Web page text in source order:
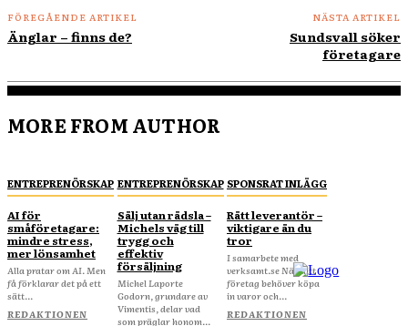
FÖREGÅENDE ARTIKEL
Änglar – finns de?
NÄSTA ARTIKEL
Sundsvall söker
företagare
MORE FROM AUTHOR
ENTREPRENÖRSKAP
AI för
småföretagare:
mindre stress,
mer lönsamhet
Alla pratar om AI. Men
få förklarar det på ett
sätt...
REDAKTIONEN
ENTREPRENÖRSKAP
Sälj utan rädsla –
Michels väg till
trygg och
effektiv
försäljning
Michel Laporte
Godorn, grundare av
Vimentis, delar vad
som präglar honom...
SPONSRAT INLÄGG
Rätt leverantör –
viktigare än du
tror
I samarbete med
verksamt.se När ditt
företag behöver köpa
in varor och...
REDAKTIONEN